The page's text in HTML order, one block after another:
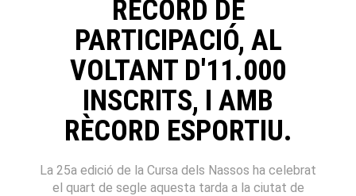
RÈCORD DE
PARTICIPACIÓ, AL
VOLTANT D'11.000
INSCRITS, I AMB
RÈCORD ESPORTIU.
La 25a edició de la Cursa dels Nassos ha celebrat
el quart de segle aquesta tarda a la ciutat de